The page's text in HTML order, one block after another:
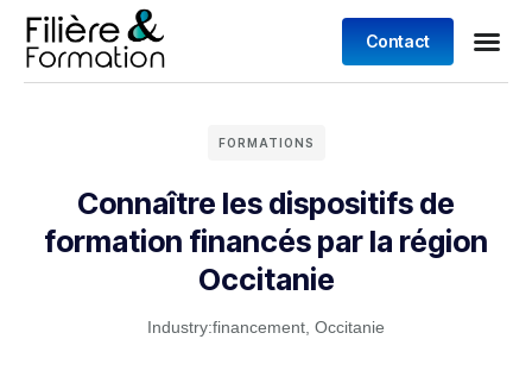
Contact
FORMATIONS
Connaître les dispositifs de
formation financés par la région
Occitanie
Industry:financement Occitanie